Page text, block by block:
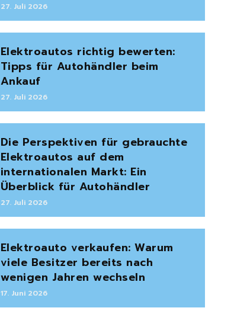
27. Juli 2026
Elektroautos richtig bewerten:
Tipps für Autohändler beim
Ankauf
27. Juli 2026
Die Perspektiven für gebrauchte
Elektroautos auf dem
internationalen Markt: Ein
Überblick für Autohändler
27. Juli 2026
Elektroauto verkaufen: Warum
viele Besitzer bereits nach
wenigen Jahren wechseln
17. Juni 2026